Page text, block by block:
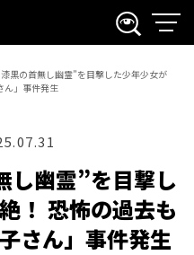
漆黒の首無し幽霊”を目撃した少年少女が
ん」事件発生
し幽霊”を目撃し
！ 恐怖の過去も
さん」事件発生